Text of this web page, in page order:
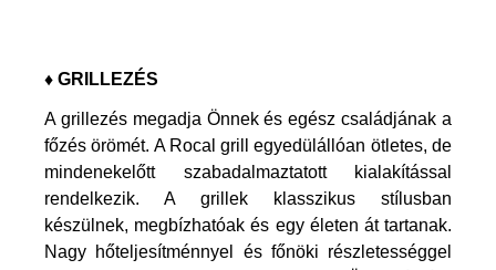
♦ GRILLEZÉS
A grillezés megadja Önnek és egész családjának a
főzés örömét. A Rocal grill egyedülállóan ötletes, de
mindenekelőtt szabadalmaztatott kialakítással
rendelkezik. A grillek klasszikus stílusban
készülnek, megbízhatóak és egy életen át tartanak.
Nagy hőteljesítménnyel és főnöki részletességgel